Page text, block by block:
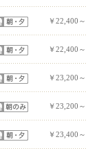
￥22,400～
￥22,400～
￥23,200～
￥23,200～
￥23,400～